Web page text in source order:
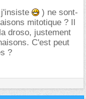
) ne sont-
mitotique ? Il
droso, justement
C'est peut
?